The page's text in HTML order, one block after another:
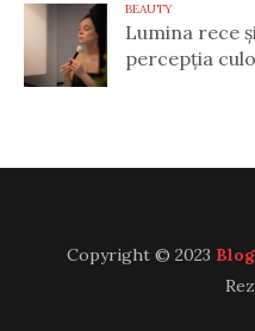
BEAUTY
Lumina rece
percepția
Copyright © 2023